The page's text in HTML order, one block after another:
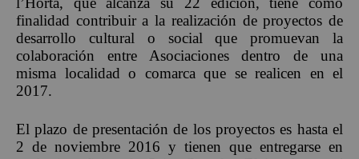
finalidad contribuir a la realización de proyectos de
desarrollo cultural o social que promuevan la
colaboración entre Asociaciones dentro de una
misma localidad o comarca que se realicen en el
2017.
El plazo de presentación de los proyectos es hasta el
2 de noviembre 2016 y tienen que entregarse en